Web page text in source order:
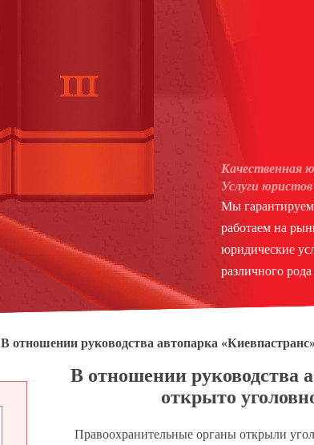
Качественная
Услуги
Мы гарантируем
работаем на
юридические
различного
В отношении руководства автопарка
В отношении руководства
открыто
Правоохранительные органы открыли